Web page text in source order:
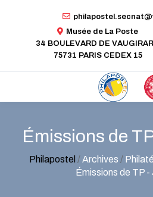
Musée de La Poste
34 BOULEVARD DE
75731 PARIS CEDEX 15
Émissions de
Philapostel /Archives /
Émissions de TP -